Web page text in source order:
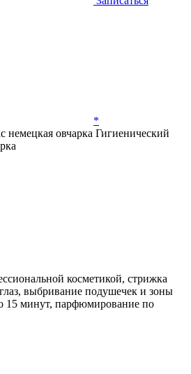
*
немецкая овчарка Гигиенический
косметикой, стрижка
выбривание подушечек и зоны
15 минут, парфюмирование по